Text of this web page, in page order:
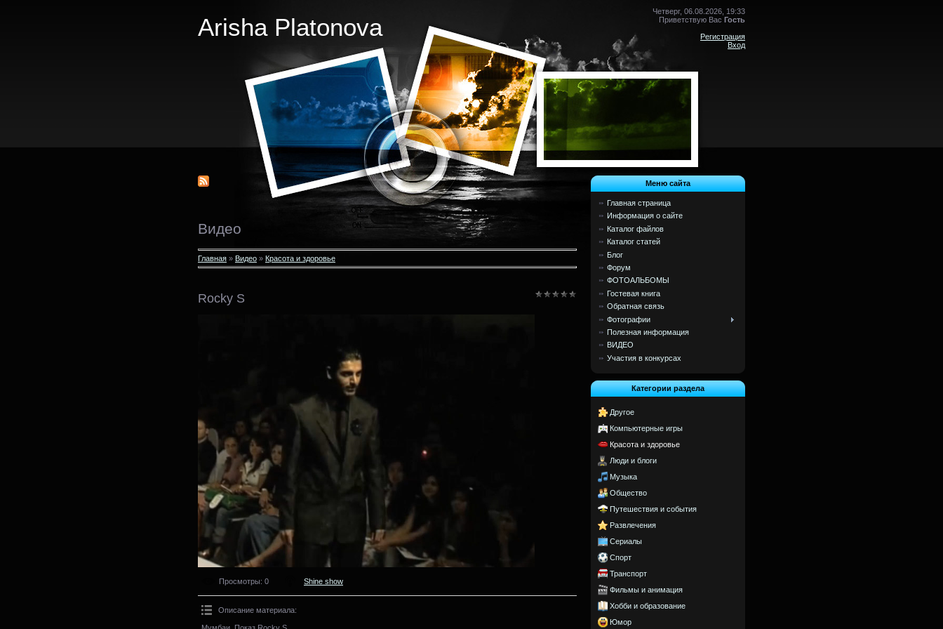
Arisha Platonova
Четверг, 06.08.2026, 19:33
Приветствую Вас Гость
Регистрация
Вход
Видео
Главная » Видео » Красота и здоровье
Rocky S
Просмотры: 0 Shine show
Описание материала:
Мумбаи. Показ Rocky S.
Меню сайта
Главная страница
Информация о сайте
Каталог файлов
Каталог статей
Блог
Форум
ФОТОАЛЬБОМЫ
Гостевая книга
Обратная связь
Фотографии
Полезная информация
ВИДЕО
Участия в конкурсах
Категории раздела
Другое
Компьютерные игры
Красота и здоровье
Люди и блоги
Музыка
Общество
Путешествия и события
Развлечения
Сериалы
Спорт
Транспорт
Фильмы и анимация
Хобби и образование
Юмор